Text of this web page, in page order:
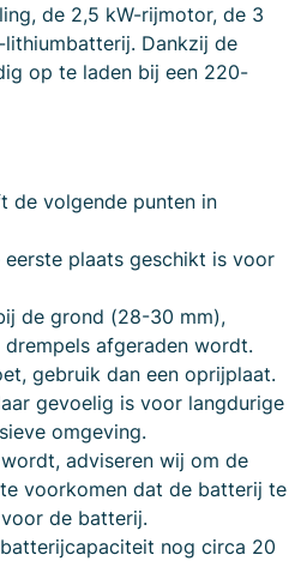
de 2,5 kW-rijmotor, de 3
Dankzij de
op te laden bij een 220-
de volgende punten in
plaats geschikt is voor
de grond (28-30 mm),
afgeraden wordt.
gebruik dan een oprijplaat.
gevoelig is voor langdurige
omgeving.
adviseren wij om de
voorkomen dat de batterij te
de batterij.
nog circa 20